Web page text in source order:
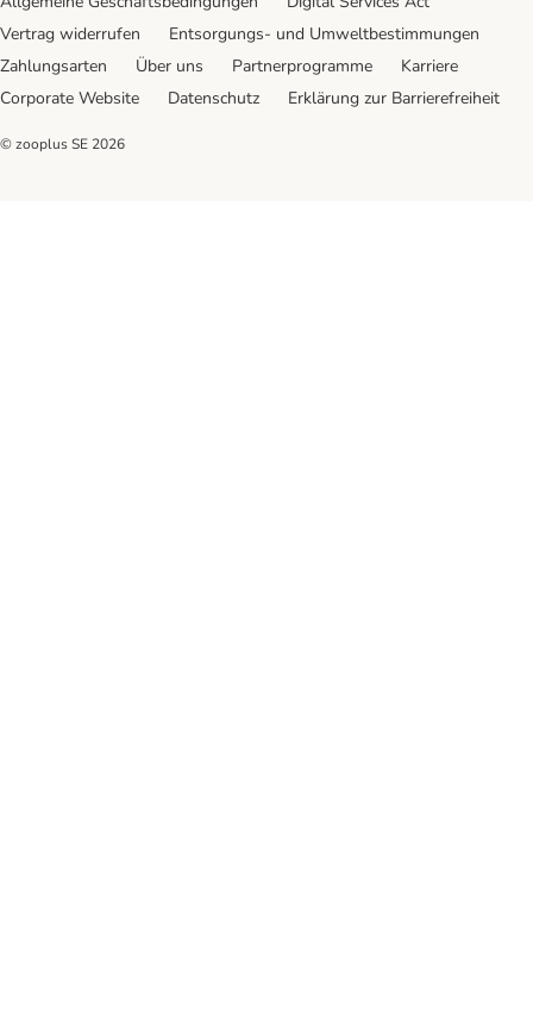
Vertrag widerrufen
Entsorgungs- und Umweltbestimmungen
Zahlungsarten
Über uns Partnerprogramme
Karriere
Corporate Website
Datenschutz Erklärung zur Barrierefreiheit
© zooplus SE 2026